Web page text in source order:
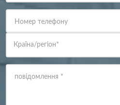
Номер телефону
Країна/регіон*
повідомлення *